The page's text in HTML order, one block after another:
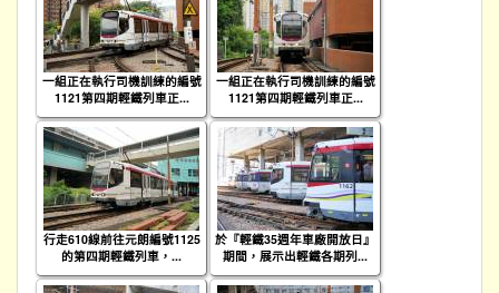
一組正在執行司機訓練的編號
1121第四期輕鐵列車正...
一組正在執行司機訓練的編號
1121第四期輕鐵列車正...
行走610線前往元朗編號1125
的第四期輕鐵列車，...
於『輕鐵35週年車廠開放日』
期間，展示出輕鐵各期列...